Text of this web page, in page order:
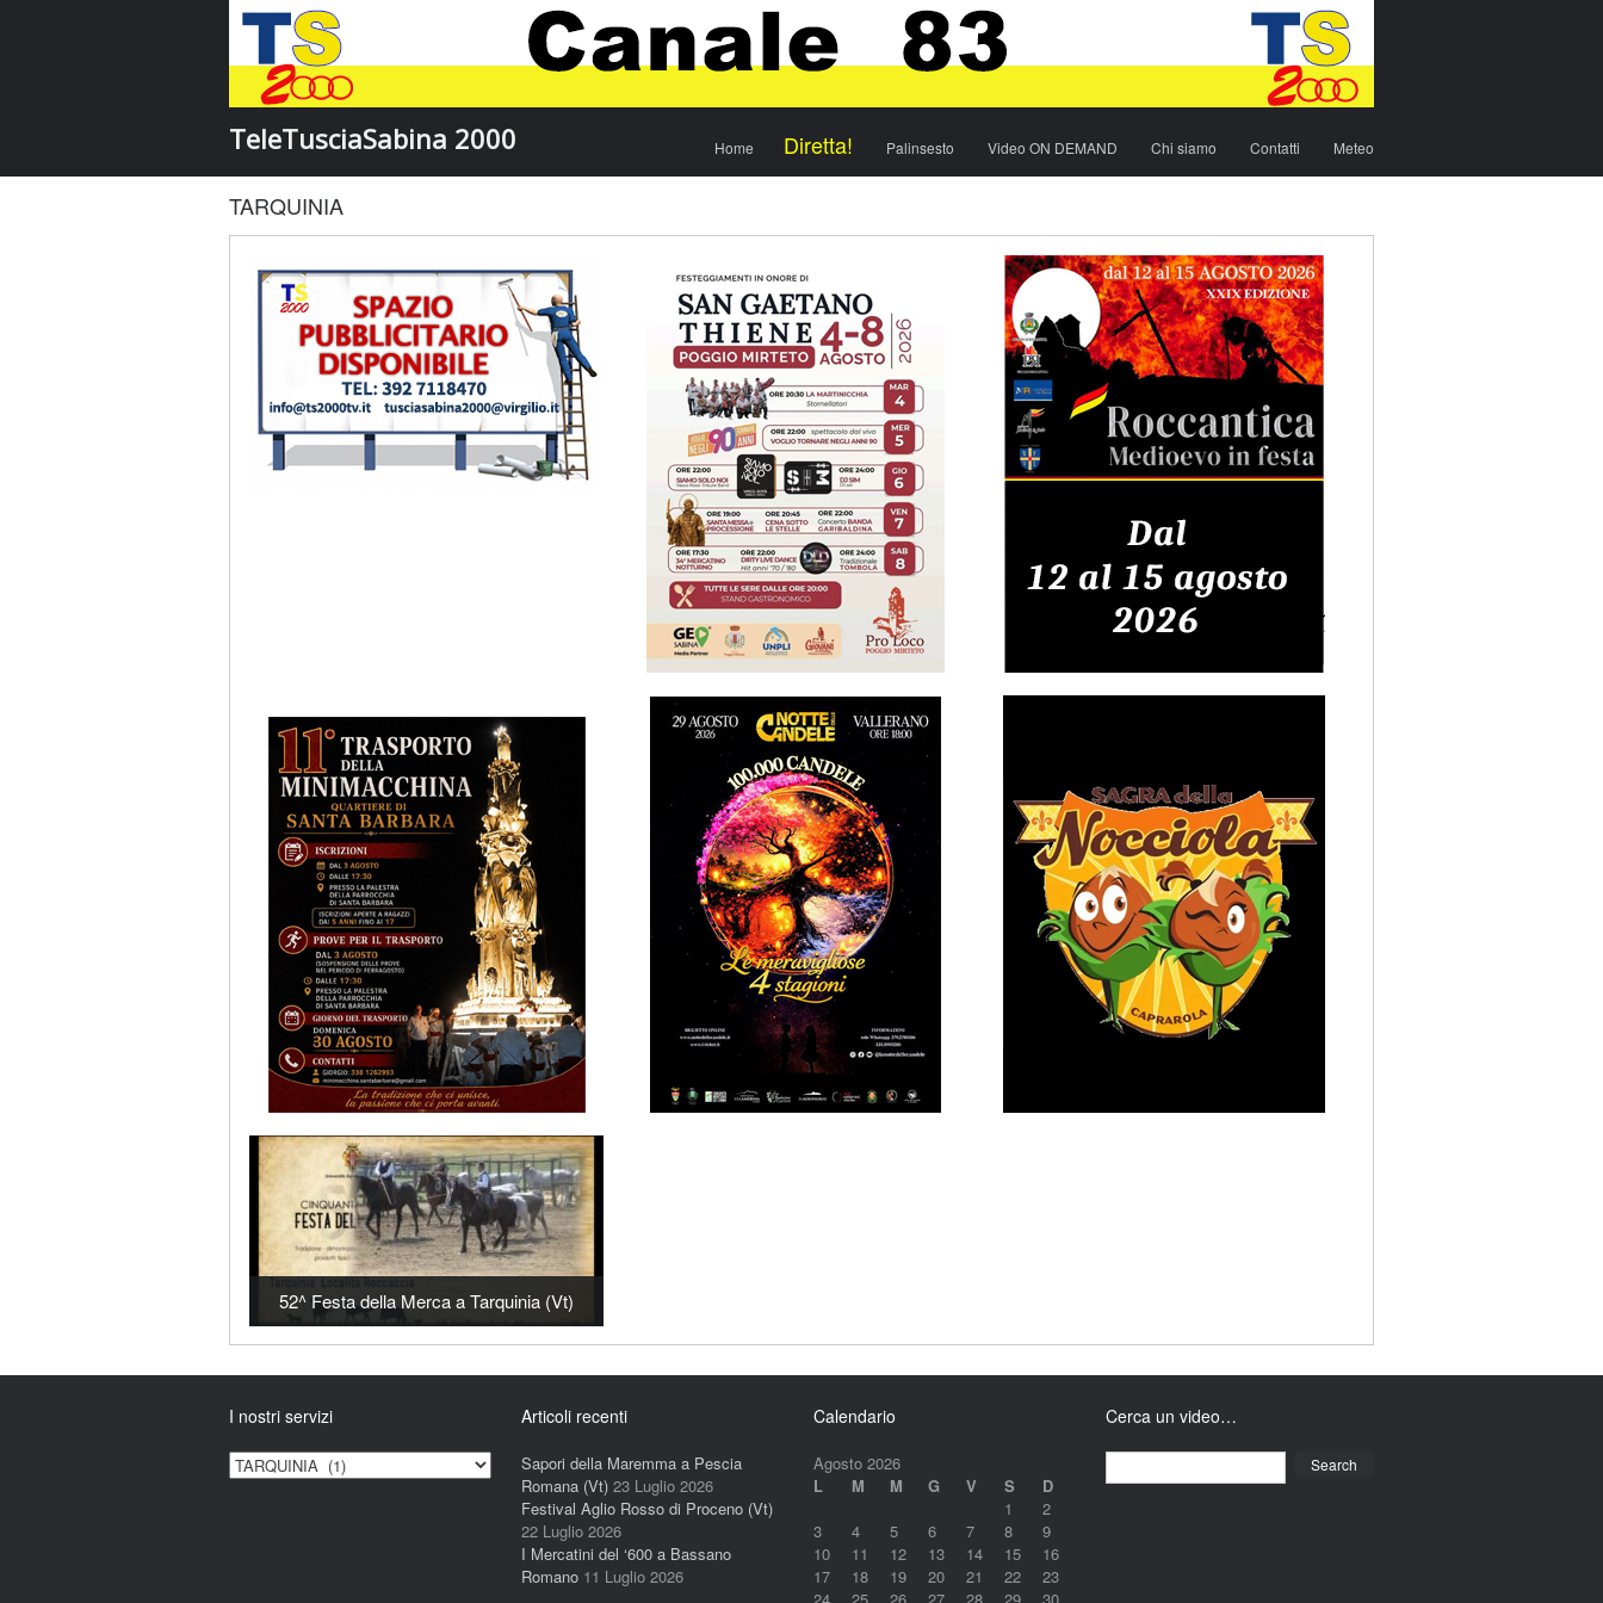
TeleTusciaSabina 2000 Home Diretta! Palinsesto Video ON DEMAND Chi siamo Contatti Meteo
TARQUINIA
52^ Festa della Merca a Tarquinia (Vt)
I nostri servizi
nostri
Articoli recenti
Sapori della Maremma a Pescia
Romana (Vt) 23 Luglio 2026
Festival Aglio Rosso di Proceno (Vt)
22 Luglio 2026
I Mercatini del ‘600 a Bassano
Romano 11 Luglio 2026
Calendario
Agosto 2026
L
M M G V S
D
1
2
3
4 5 6 7 8
9
10
11 12 13 14 15
16
17
18 19 20 21 22
23
Cerca un video…